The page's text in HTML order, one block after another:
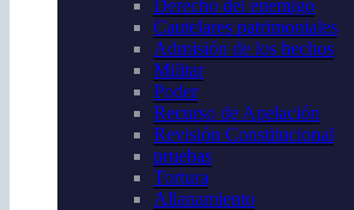
Derecho del enemigo
Cautelares patrimoniales
Admisión de los hechos
Militar
Poder
Recurso de Apelación
Revisión Constitucional
pruebas
Tortura
Allanamiento